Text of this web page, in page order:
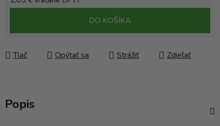
DO KOŠÍKA
Tlač Opýtať sa Strážiť Zdieľať
Popis